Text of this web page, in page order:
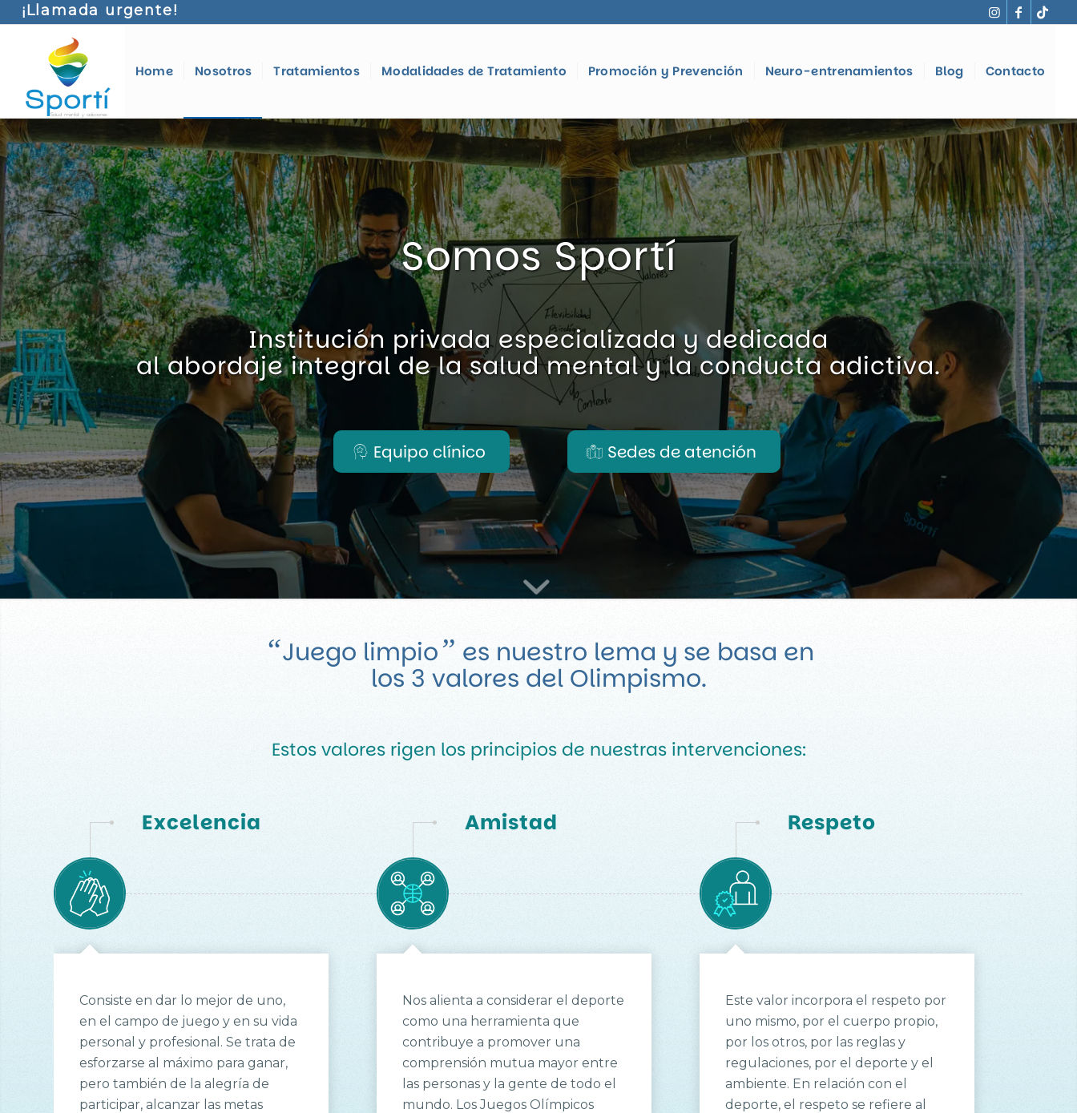
¡Llamada urgente!
Home Nosotros Tratamientos Modalidades de Tratamiento Promoción y Prevención Neuro-entrenamientos Blog Contacto
Somos Sportí
Institución privada especializada y dedicada
al abordaje integral de la salud mental y la conducta adictiva.
Equipo clínico Sedes de atención
“Juego limpio” es nuestro lema y se basa en
los 3 valores del Olimpismo.
Estos valores rigen los principios de nuestras intervenciones:
Excelencia
Consiste en dar lo mejor de uno,
en el campo de juego y en su vida
personal y profesional. Se trata de
esforzarse al máximo para ganar,
pero también de la alegría de
participar, alcanzar las metas
Amistad
Nos alienta a considerar el deporte
como una herramienta que
contribuye a promover una
comprensión mutua mayor entre
las personas y la gente de todo el
mundo. Los Juegos Olímpicos
Respeto
Este valor incorpora el respeto por
uno mismo, por el cuerpo propio,
por los otros, por las reglas y
regulaciones, por el deporte y el
ambiente. En relación con el
deporte, el respeto se refiere al